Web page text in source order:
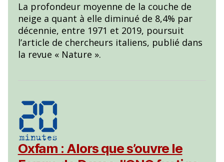
La profondeur moyenne de la couche de
neige a quant à elle diminué de 8,4% par
décennie, entre 1971 et 2019, poursuit
l’article de chercheurs italiens, publié dans
la revue « Nature ».
Oxfam : Alors que s’ouvre le